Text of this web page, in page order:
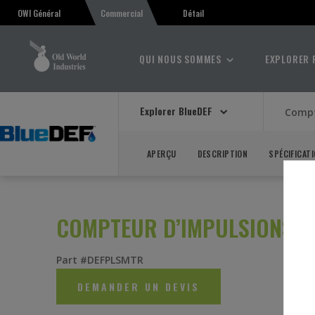
OWI Général Commercial Détail
QUI NOUS SOMMES EXPLORER
Explorer BlueDEF
APERÇU DESCRIPTION
COMPTEUR D’IMPULSIONS
Part #DEFPLSMTR
DEMANDER UN DEVIS